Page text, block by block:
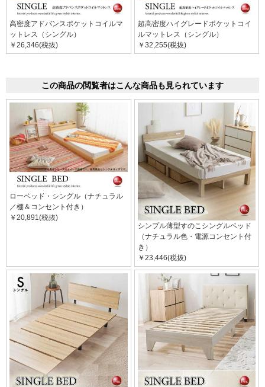
高密度アドバンスポケットコイルマ
ットレス（シングル）
￥26,346(税抜)
超高密度ハイグレードポケットコイ
ルマットレス（シングル）
￥32,255(税抜)
この商品の閲覧者はこんな商品も見られています
ローベッド・シングル（ナチュラル
／棚＆コンセント付き）
￥20,891(税抜)
シンプル薄型すのこシングルベッド
（ナチュラル色・電源コンセント付
き）
￥23,446(税抜)